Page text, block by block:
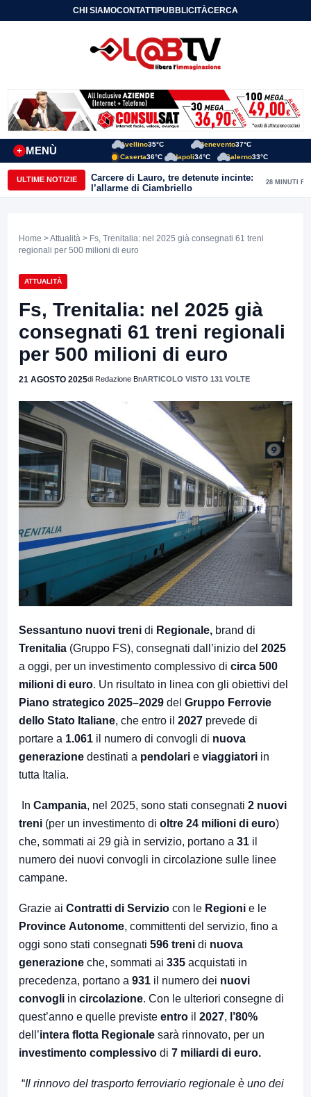
CHI SIAMOCONTATTIPUBBLICITÀCERCA
MENÙ
+
Avellino35°C Benevento37°C
Caserta36°C Napoli34°C Salerno33°C
ULTIME NOTIZIE
Carcere di Lauro, tre detenute incinte:
l’allarme di Ciambriello
28 MINUTI FA
Home >Attualità > Fs, Trenitalia: nel 2025 già consegnati 61 treni
regionali per 500 milioni di euro
ATTUALITÀ
Fs, Trenitalia: nel 2025 già
consegnati 61 treni regionali
per 500 milioni di euro
21 AGOSTO 2025di Redazione BnARTICOLO VISTO 131 VOLTE
Sessantuno nuovi treni di Regionale, brand di
Trenitalia (Gruppo FS), consegnati dall’inizio del 2025
a oggi, per un investimento complessivo di circa 500
milioni di euro. Un risultato in linea con gli obiettivi del
Piano strategico 2025–2029 del Gruppo Ferrovie
dello Stato Italiane, che entro il 2027 prevede di
portare a 1.061 il numero di convogli di nuova
generazione destinati a pendolari e viaggiatori in
tutta Italia.
In Campania, nel 2025, sono stati consegnati 2 nuovi
treni (per un investimento di oltre 24 milioni di euro)
che, sommati ai 29 già in servizio, portano a 31 il
numero dei nuovi convogli in circolazione sulle linee
campane.
Grazie ai Contratti di Servizio con le Regioni e le
Province Autonome, committenti del servizio, fino a
oggi sono stati consegnati 596 treni di nuova
generazione che, sommati ai 335 acquistati in
precedenza, portano a 931 il numero dei nuovi
convogli in circolazione. Con le ulteriori consegne di
quest’anno e quelle previste entro il 2027, l’80%
dell’intera flotta Regionale sarà rinnovato, per un
investimento complessivo di 7 miliardi di euro.
“Il rinnovo del trasporto ferroviario regionale è uno dei